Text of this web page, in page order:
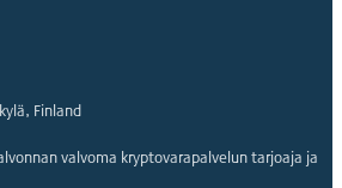
Finland
valvoma kryptovarapalvelun tarjoaja ja